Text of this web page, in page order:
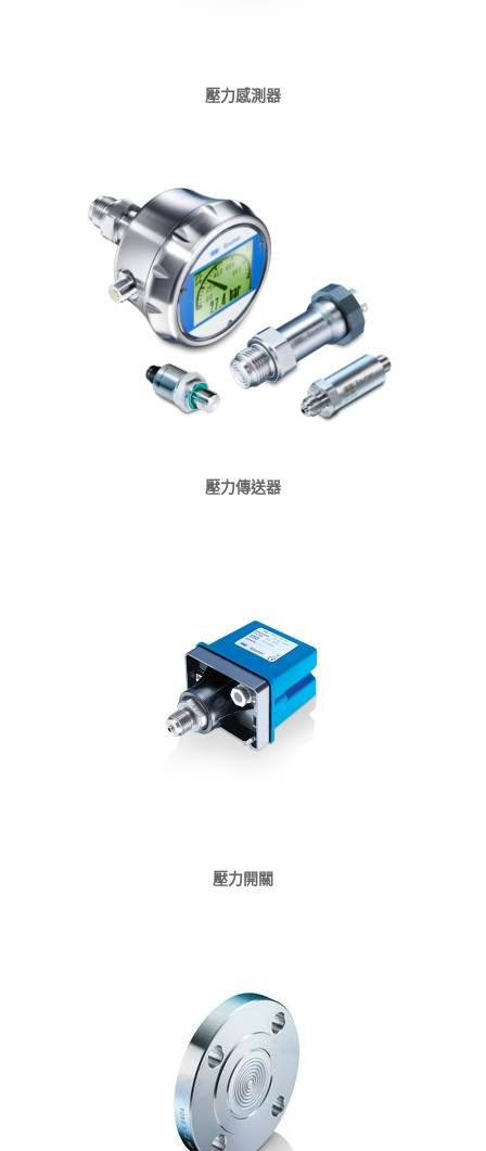
壓力感測器
壓力傳送器
壓力開關